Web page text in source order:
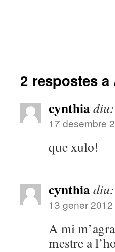
2 respostes a
cynthiadiu:
17 desembre
que xulo!
cynthiadiu:
13 gener
A mi
mestre a